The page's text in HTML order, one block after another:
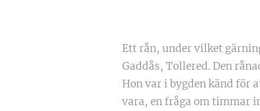
Ett rån, under vilket
Gaddås, Tollered. Den
Hon var i bygden känd för
vara, en fråga om timmar